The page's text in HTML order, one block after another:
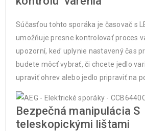
Súčasťou tohto sporáka je časovač s
umožňuje presne kontrolovať proces
upozorní, keď uplynie nastavený čas
budete môcť vybrať, či chcete jedlo
upraviť ohrev alebo jedlo pripraviť na
Bezpečná manipulácia S
teleskopickými lištami